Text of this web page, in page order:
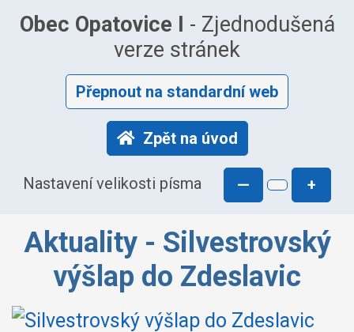
Obec Opatovice I - Zjednodušená
verze stránek
Přepnout na standardní web
Zpět na úvod
Nastavení velikosti písma — +
Aktuality - Silvestrovský
výšlap do Zdeslavic